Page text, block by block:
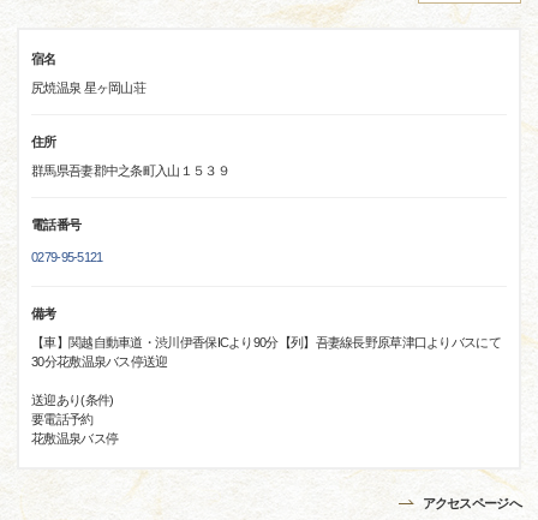
宿名
尻焼温泉 星ヶ岡山荘
住所
群馬県吾妻郡中之条町入山１５３９
電話番号
0279-95-5121
備考
【車】関越自動車道・渋川伊香保ICより90分【列】吾妻線長野原草津口よりバスにて
30分花敷温泉バス停送迎
送迎あり(条件)
要電話予約
花敷温泉バス停
アクセスページへ